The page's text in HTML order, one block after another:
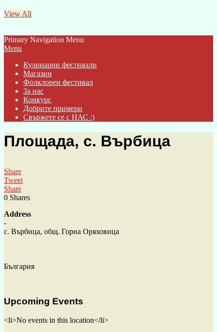
View All
Primary Navigation Menu
Menu
Кулинарни фестивали
Магазин
Фолклорен фестивал
За нас
Конкурс
Добрите примери
Свържете се с НАС :)
Площада, с. Върбица
Share
Tweet
Share
0 Shares
Address
-
с. Върбица, общ. Горна Оряховица
България
Upcoming Events
<li>No events in this location</li>